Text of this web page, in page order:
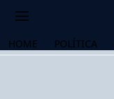
HOME POLÍTICA